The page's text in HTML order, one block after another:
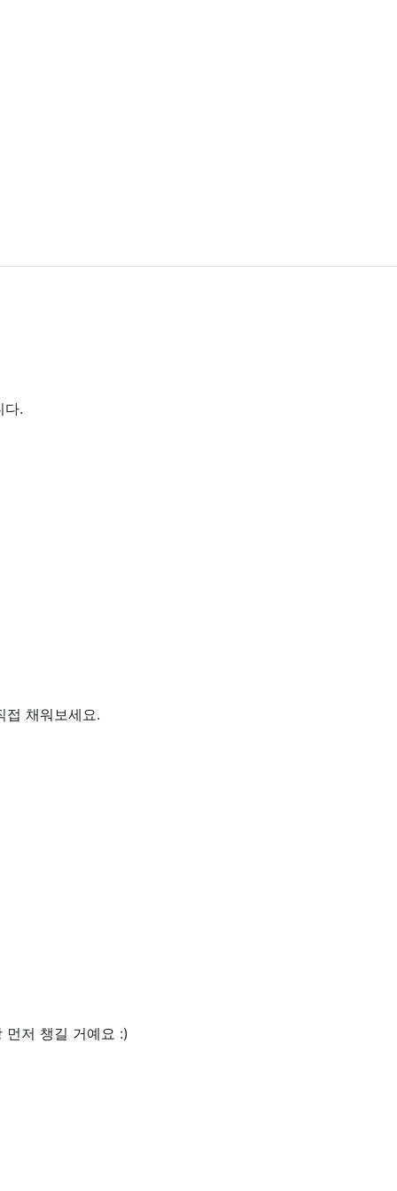
다.
접 채워보세요.
먼저 챙길 거예요 :)